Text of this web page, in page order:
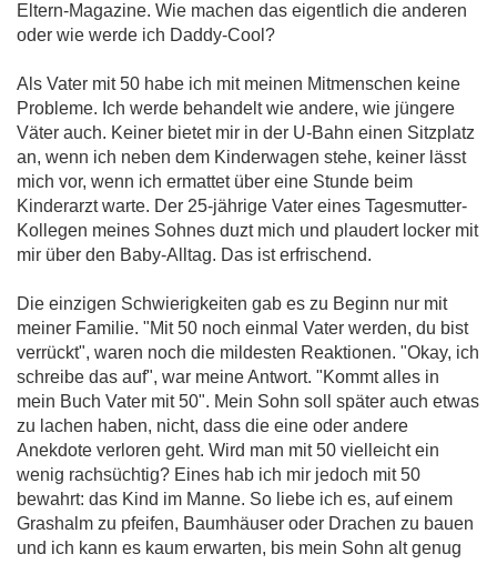
Eltern-Magazine. Wie machen das eigentlich die anderen
oder wie werde ich Daddy-Cool?
Als Vater mit 50 habe ich mit meinen Mitmenschen keine
Probleme. Ich werde behandelt wie andere, wie jüngere
Väter auch. Keiner bietet mir in der U-Bahn einen Sitzplatz
an, wenn ich neben dem Kinderwagen stehe, keiner lässt
mich vor, wenn ich ermattet über eine Stunde beim
Kinderarzt warte. Der 25-jährige Vater eines Tagesmutter-
Kollegen meines Sohnes duzt mich und plaudert locker mit
mir über den Baby-Alltag. Das ist erfrischend.
Die einzigen Schwierigkeiten gab es zu Beginn nur mit
meiner Familie. "Mit 50 noch einmal Vater werden, du bist
verrückt", waren noch die mildesten Reaktionen. "Okay, ich
schreibe das auf", war meine Antwort. "Kommt alles in
mein Buch Vater mit 50". Mein Sohn soll später auch etwas
zu lachen haben, nicht, dass die eine oder andere
Anekdote verloren geht. Wird man mit 50 vielleicht ein
wenig rachsüchtig? Eines hab ich mir jedoch mit 50
bewahrt: das Kind im Manne. So liebe ich es, auf einem
Grashalm zu pfeifen, Baumhäuser oder Drachen zu bauen
und ich kann es kaum erwarten, bis mein Sohn alt genug